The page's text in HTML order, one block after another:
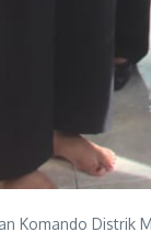
Komando